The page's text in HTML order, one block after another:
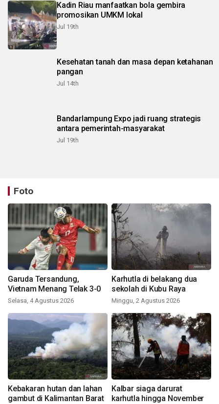
Kadin Riau manfaatkan bola gembira
promosikan UMKM lokal
Jul 19th
Kesehatan tanah dan masa depan ketahanan
pangan
Jul 14th
Bandarlampung Expo jadi ruang strategis
antara pemerintah-masyarakat
Jul 19th
Foto
Garuda Tersandung,
Vietnam Menang Telak 3-0
Selasa, 4 Agustus 2026
Karhutla di belakang dua
sekolah di Kubu Raya
Minggu, 2 Agustus 2026
Kebakaran hutan dan lahan
gambut di Kalimantan Barat
Kalbar siaga darurat
karhutla hingga November